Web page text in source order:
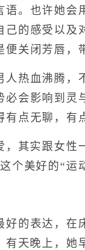
语。也许她
的感受以
关闭芳唇，
血沸腾，
必会影响到
点无聊，有
实跟女性
个美好的“
表达，在
天晚上，